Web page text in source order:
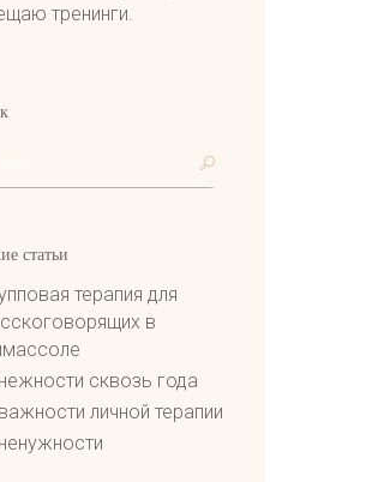
тренинги.
статьи
терапия для
в
сквозь года
личной терапии